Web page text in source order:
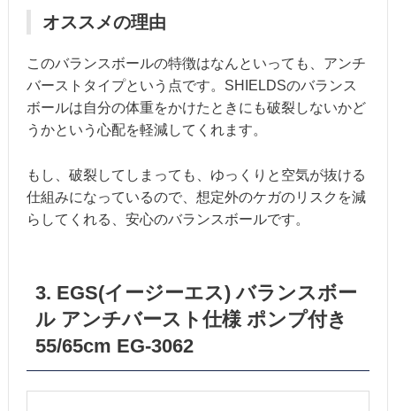
オススメの理由
このバランスボールの特徴はなんといっても、アンチ
バーストタイプという点です。SHIELDSのバランス
ボールは自分の体重をかけたときにも破裂しないかど
うかという心配を軽減してくれます。
もし、破裂してしまっても、ゆっくりと空気が抜ける
仕組みになっているので、想定外のケガのリスクを減
らしてくれる、安心のバランスボールです。
3. EGS(イージーエス) バランスボー
ル アンチバースト仕様 ポンプ付き
55/65cm EG-3062